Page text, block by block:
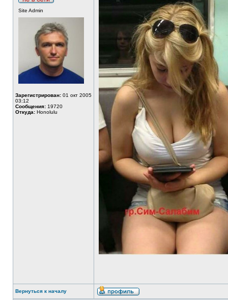
Site Admin
Зарегистрирован: 01 окт 2005
03:12
Сообщения: 19720
Откуда: Honolulu
Вернуться к началу